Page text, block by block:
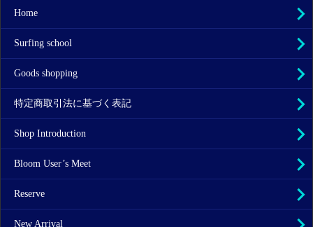
Home
Surfing school
Goods shopping
特定商取引法に基づく表記
Shop Introduction
Bloom User’s Meet
Reserve
New Arrival